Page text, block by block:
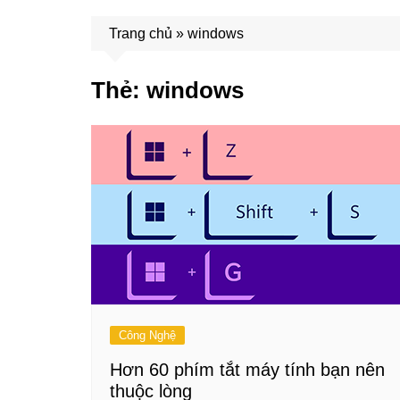
Trang chủ » windows
Thẻ: windows
Công Nghệ
Hơn 60 phím tắt máy tính bạn nên
thuộc lòng